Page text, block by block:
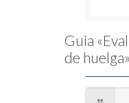
Guia
de huelga»